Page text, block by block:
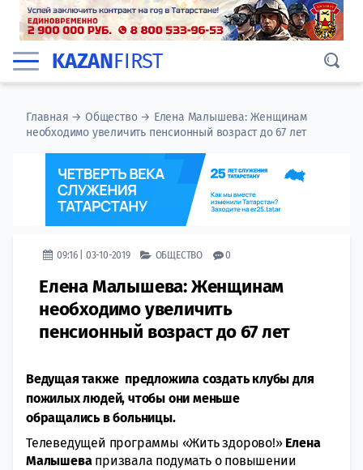
KAZANFIRST
Главная →Общество→ Елена Малышева: Женщинам
необходимо увеличить пенсионный возраст до 67 лет
09:16 | 03-10-2019 ОБЩЕСТВО 0
Елена Малышева: Женщинам
необходимо увеличить
пенсионный возраст до 67 лет
Ведущая также предложила создать клубы для
пожилых людей, чтобы они меньше
обращались в больницы.
Телеведущей программы «Жить здорово!»Елена
Малышевапризвала подумать о повышении